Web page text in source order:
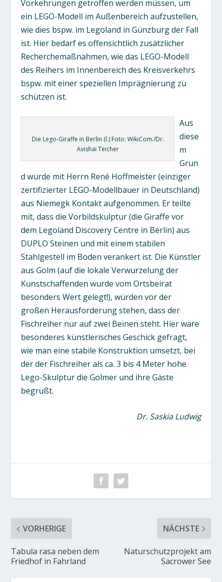
Vorkehrungen getroffen werden müssen, um
ein LEGO-Modell im Außenbereich aufzustellen,
wie dies bspw. im Legoland in Günzburg der Fall
ist. Hier bedarf es offensichtlich zusätzlicher
Recherchemaßnahmen, wie das LEGO-Modell
des Reihers im Innenbereich des Kreisverkehrs
bspw. mit einer speziellen Imprägnierung zu
schützen ist.
Die Lego-Giraffe in Berlin (l.) Foto: WikiCom./Dr.
Avishai Teicher
Aus
diese
m
Grun
d wurde mit Herrn René Hoffmeister (einziger
zertifizierter LEGO-Modellbauer in Deutschland)
aus Niemegk Kontakt aufgenommen. Er teilte
mit, dass die Vorbildskulptur (die Giraffe vor
dem Legoland Discovery Centre in Berlin) aus
DUPLO Steinen und mit einem stabilen
Stahlgestell im Boden verankert ist. Die Künstler
aus Golm (auf die lokale Verwurzelung der
Kunstschaffenden wurde vom Ortsbeirat
besonders Wert gelegt!), würden vor der
großen Herausforderung stehen, dass der
Fischreiher nur auf zwei Beinen steht. Hier wäre
besonderes künstlerisches Geschick gefragt,
wie man eine stabile Konstruktion umsetzt, bei
der der Fischreiher als ca. 3 bis 4 Meter hohe
Lego-Skulptur die Golmer und ihre Gäste
begrüßt.
Dr. Saskia Ludwig
VORHERIGE
Tabula rasa neben dem
Friedhof in Fahrland
NÄCHSTE
Naturschutzprojekt am
Sacrower See